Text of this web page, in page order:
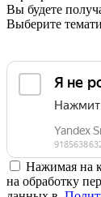
Вы будете
Выберите
Нажимая на
на обработку